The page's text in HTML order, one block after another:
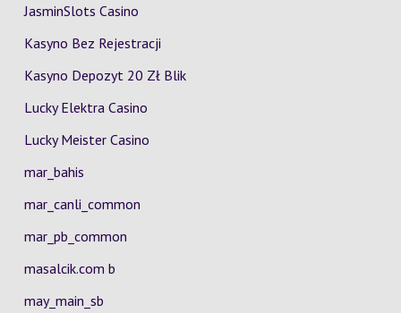
JasminSlots Casino
Kasyno Bez Rejestracji
Kasyno Depozyt 20 Zł Blik
Lucky Elektra Casino
Lucky Meister Casino
mar_bahis
mar_canli_common
mar_pb_common
masalcik.com b
may_main_sb